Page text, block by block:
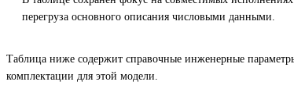
перегруза основного описания числовыми данными.
Таблица ниже содержит справочные инженерные
комплектации для этой модели.